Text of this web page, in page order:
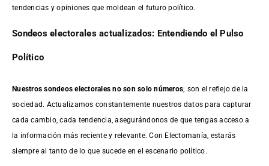
tendencias y opiniones que moldean el futuro político.
Sondeos electorales actualizados: Entendiendo el Pulso
Político
Nuestros sondeos electorales no son solo números; son el reflejo de la
sociedad. Actualizamos constantemente nuestros datos para capturar
cada cambio, cada tendencia, asegurándonos de que tengas acceso a
la información más reciente y relevante. Con Electomanía, estarás
siempre al tanto de lo que sucede en el escenario político.